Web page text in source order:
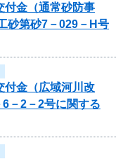
付金（通常砂防事
砂第砂7－029－H号
付金（広域河川改
－2－2号に関する